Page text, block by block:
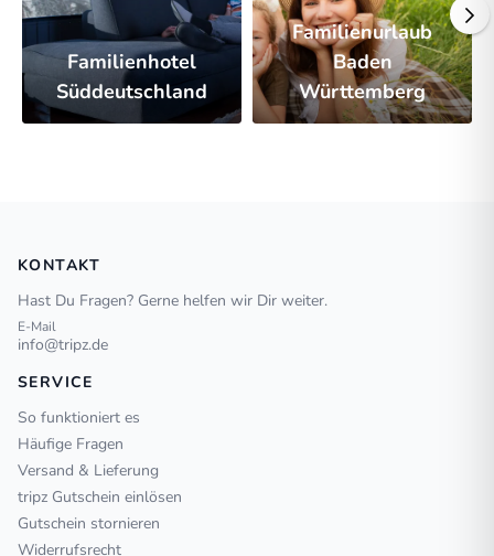
Familienhotel
Süddeutschland
Familienurlaub
Baden
Württemberg
KONTAKT
Hast Du Fragen? Gerne helfen wir Dir weiter.
E-Mail
info@tripz.de
SERVICE
So funktioniert es
Häufige Fragen
Versand & Lieferung
tripz Gutschein einlösen
Gutschein stornieren
Widerrufsrecht